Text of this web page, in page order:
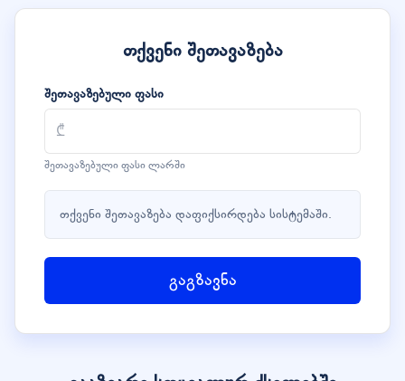
თქვენი შეთავაზება
შეთავაზებული ფასი
შეთავაზებული ფასი ლარში
თქვენი შეთავაზება დაფიქსირდება სისტემაში.
გაგზავნა